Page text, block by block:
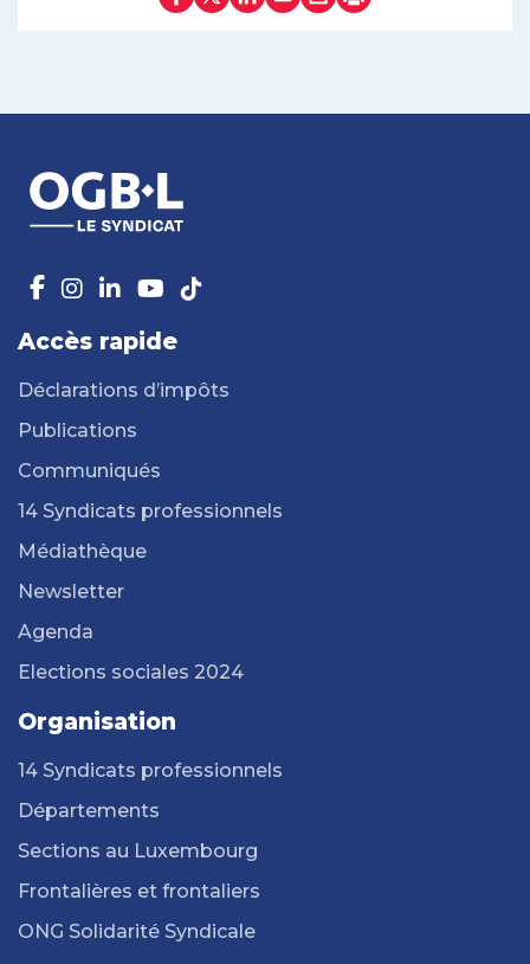
Accès rapide
Déclarations d’impôts
Publications
Communiqués
14 Syndicats professionnels
Médiathèque
Newsletter
Agenda
Elections sociales 2024
Organisation
14 Syndicats professionnels
Départements
Sections au Luxembourg
Frontalières et frontaliers
ONG Solidarité Syndicale